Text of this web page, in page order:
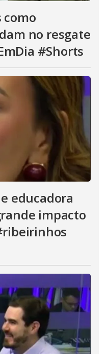
como
no resgate
#Shorts
educadora
impacto